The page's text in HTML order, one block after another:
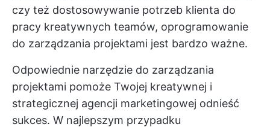
czy też dostosowywanie potrzeb klienta do
pracy kreatywnych teamów, oprogramowanie
do zarządzania projektami jest bardzo ważne.
Odpowiednie narzędzie do zarządzania
projektami pomoże Twojej kreatywnej i
strategicznej agencji marketingowej odnieść
sukces. W najlepszym przypadku